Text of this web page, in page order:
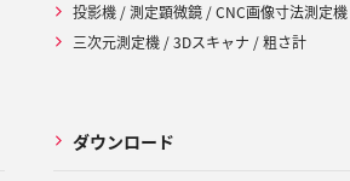
投影機 / 測定顕微鏡 / CNC画像寸法測定機
三次元測定機 / 3Dスキャナ / 粗さ計
ダウンロード